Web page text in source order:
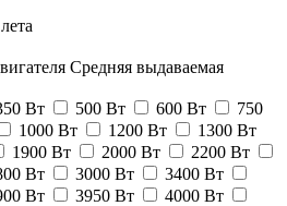
Средняя выдаваемая
Вт 500 Вт 600 Вт
750
1000 Вт 1200 Вт
1300 Вт
1900 Вт 2000 Вт
2200 Вт
Вт 3000 Вт
3400 Вт
Вт 3950 Вт
4000 Вт